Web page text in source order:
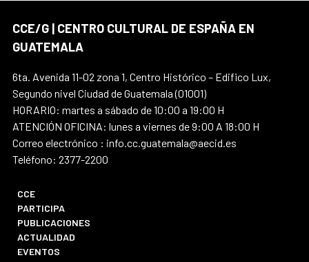
CCE/G | CENTRO CULTURAL DE ESPAÑA EN
GUATEMALA
6ta. Avenida 11-02 zona 1, Centro Histórico – Edifico Lux,
Segundo nivel Ciudad de Guatemala (01001)
HORARIO: martes a sábado de 10:00 a 19:00 H
ATENCIÓN OFICINA: lunes a viernes de 9:00 A 18:00 H
Correo electrónico : info.cc.guatemala@aecid.es
Teléfono: 2377-2200
CCE
PARTICIPA
PUBLICACIONES
ACTUALIDAD
EVENTOS